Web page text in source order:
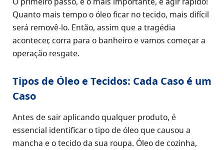
Quanto mais tempo o óleo ficar no tecido, mais difícil
será removê-lo. Então, assim que a tragédia
acontecer, corra para o banheiro e vamos começar a
operação resgate.
Tipos de Óleo e Tecidos: Cada Caso é um
Caso
Antes de sair aplicando qualquer produto, é
essencial identificar o tipo de óleo que causou a
mancha e o tecido da sua roupa. Óleo de cozinha,